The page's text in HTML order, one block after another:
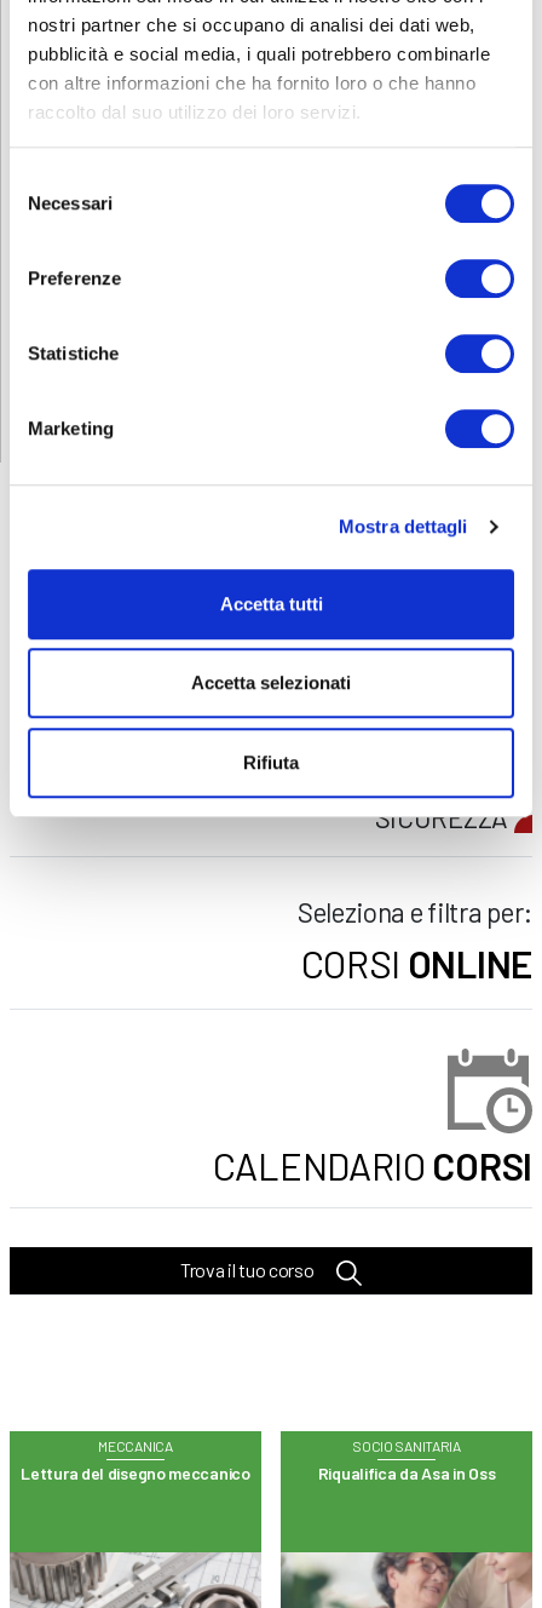
nostri partner che si occupano di analisi dei dati web,
pubblicità e social media, i quali potrebbero combinarle
con altre informazioni che ha fornito loro o che hanno
raccolto dal suo utilizzo dei loro servizi.
delNecessari
Preferenze
Statistiche
Marketing
Mostra dettagli
Accetta tutti
Accetta selezionati
Rifiuta
Contatti
FORMAZIONEE CORSI
Seleziona e filtra per:
AZIENDE
DOPO LA TERZA MEDIA
SICUREZZA
Seleziona e filtra per:
CORSI ONLINE
CALENDARIO CORSI
Trova il tuo corso
MECCANICA
Lettura del disegno meccanico
SOCIO SANITARIA
Riqualifica da Asa in Oss